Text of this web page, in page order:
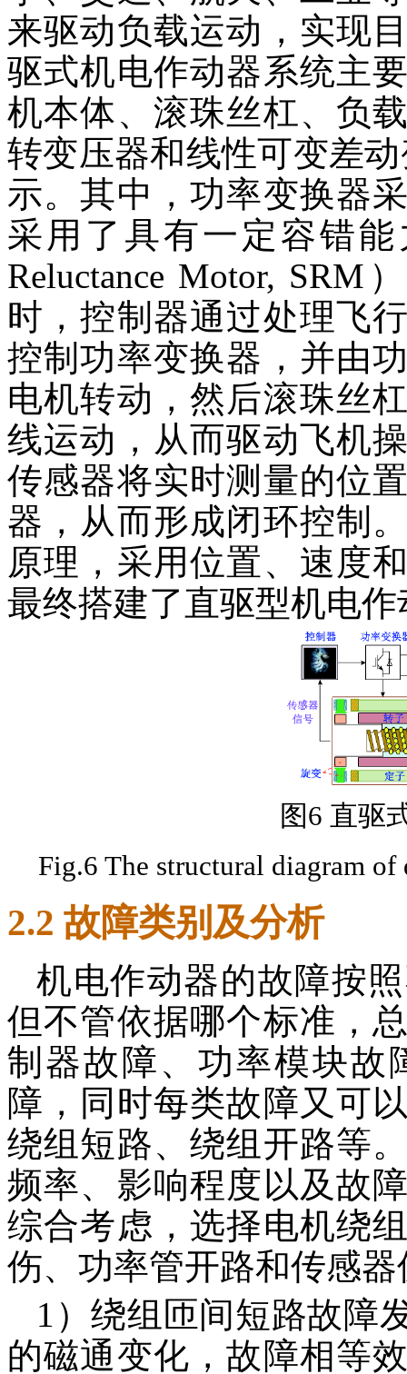
来驱动负载运动，实现
驱式机电作动器系统主
机本体、滚珠丝杠、负
转变压器和线性可变差
示。其中，功率变换器
采用了具有一定容错能
Reluctance Motor,
时，控制器通过处理飞
控制功率变换器，并由
电机转动，然后滚珠丝
线运动，从而驱动飞机
传感器将实时测量的位
器，从而形成闭环控制
原理，采用位置、速度
最终搭建了直驱型机电
图6 直驱
Fig.6 The structural diagram
2.2 故障类别及分析
机电作动器的故障按
但不管依据哪个标准，
制器故障、功率模块故
障，同时每类故障又可
绕组短路、绕组开路等
频率、影响程度以及故
综合考虑，选择电机绕
伤、功率管开路和传感
1）绕组匝间短路故障
的磁通变化，故障相等